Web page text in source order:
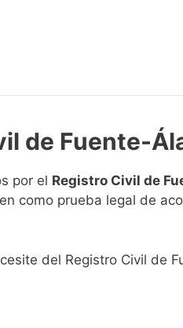
de Fuente-
por el Registro Civil de
como prueba legal de
del Registro Civil de